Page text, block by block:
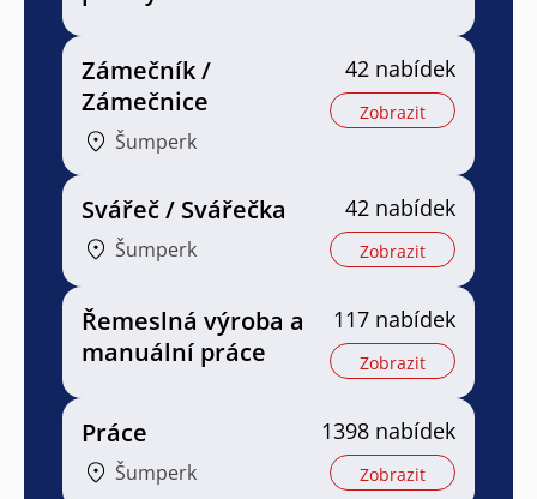
Zámečník /
Zámečnice
Šumperk
42 nabídek
Zobrazit
Svářeč / Svářečka
Šumperk
42 nabídek
Zobrazit
Řemeslná výroba a
manuální práce
117 nabídek
Zobrazit
Práce
Šumperk
1398 nabídek
Zobrazit